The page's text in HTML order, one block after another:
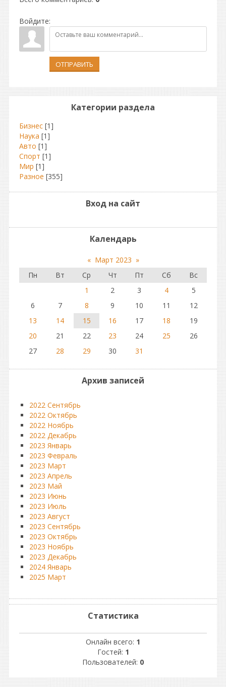
Войдите:
ОТПРАВИТЬ
Категории раздела
Бизнес [1]
Наука [1]
Авто [1]
Спорт [1]
Мир [1]
Разное [355]
Вход на сайт
Календарь
« Март 2023 »
Пн
Вт Ср Чт Пт Сб
Вс
1
2 3 4
5
6
7 8 9 10 11
12
13
14 15 16 17 18
19
20
21 22 23 24 25
26
27
28 29 30 31
Архив записей
2022 Сентябрь
2022 Октябрь
2022 Ноябрь
2022 Декабрь
2023 Январь
2023 Февраль
2023 Март
2023 Апрель
2023 Май
2023 Июнь
2023 Июль
2023 Август
2023 Сентябрь
2023 Октябрь
2023 Ноябрь
2023 Декабрь
2024 Январь
2025 Март
Статистика
Онлайн всего: 1
Гостей: 1
Пользователей: 0